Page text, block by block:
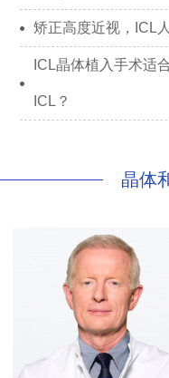
矫正高度近视，ICL
ICL晶体植入手术适
ICL？
晶体